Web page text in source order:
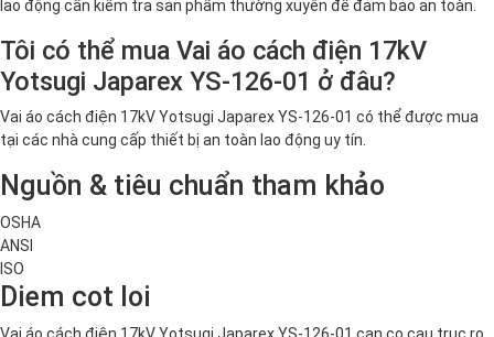
lao động cần kiểm tra sản phẩm thường xuyên để đảm bảo an toàn.
Tôi có thể mua Vai áo cách điện 17kV
Yotsugi Japarex YS-126-01 ở đâu?
Vai áo cách điện 17kV Yotsugi Japarex YS-126-01 có thể được mua
tại các nhà cung cấp thiết bị an toàn lao động uy tín.
Nguồn & tiêu chuẩn tham khảo
OSHA
ANSI
ISO
Diem cot loi